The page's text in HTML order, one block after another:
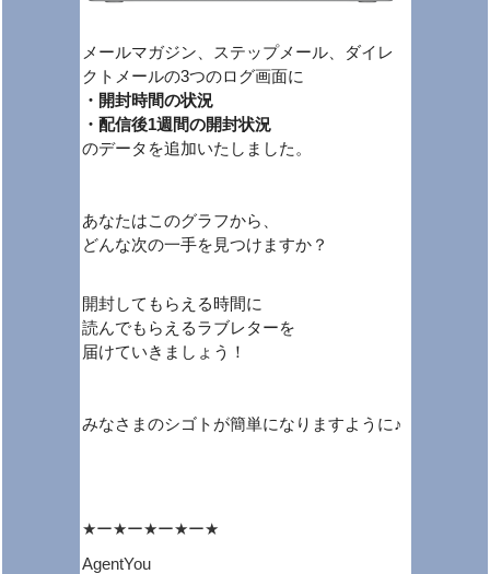
メールマガジン、ステップメール、ダイレ
クトメールの3つのログ画面に
・開封時間の状況
・配信後1週間の開封状況
のデータを追加いたしました。
あなたはこのグラフから、
どんな次の一手を見つけますか？
開封してもらえる時間に
読んでもらえるラブレターを
届けていきましょう！
みなさまのシゴトが簡単になりますように♪
★ー★ー★ー★ー★
AgentYou